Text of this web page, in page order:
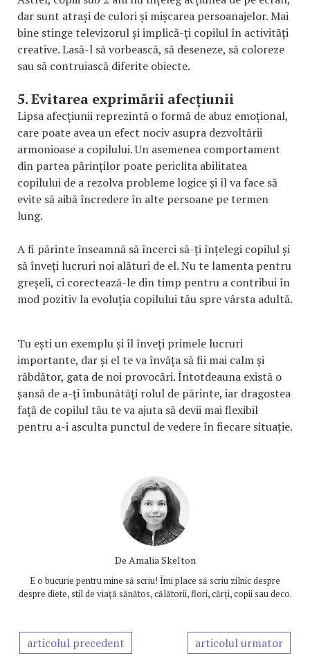
dar sunt atrași de culori și mișcarea persoanajelor. Mai
bine stinge televizorul și implică-ți copilul în activități
creative. Lasă-l să vorbească, să deseneze, să coloreze
sau să contruiască diferite obiecte.
5. Evitarea exprimării afecțiunii
Lipsa afecțiunii reprezintă o formă de abuz emoțional,
care poate avea un efect nociv asupra dezvoltării
armonioase a copilului. Un asemenea comportament
din partea părinților poate periclita abilitatea
copilului de a rezolva probleme logice și îl va face să
evite să aibă încredere în alte persoane pe termen
lung.
A fi părinte înseamnă să încerci să-ți înțelegi copilul și
să înveți lucruri noi alături de el. Nu te lamenta pentru
greșeli, ci corectează-le din timp pentru a contribui în
mod pozitiv la evoluția copilului tău spre vârsta adultă.
Tu ești un exemplu și îl înveți primele lucruri
importante, dar și el te va învăța să fii mai calm și
răbdător, gata de noi provocări. Întotdeauna există o
șansă de a-ți îmbunătăți rolul de părinte, iar dragostea
față de copilul tău te va ajuta să devii mai flexibil
pentru a-i asculta punctul de vedere în fiecare situație.
De Amalia Skelton
E o bucurie pentru mine să scriu! Îmi place să scriu zilnic despre
despre diete, stil de viață sănătos, călătorii, flori, cărți, copii sau deco.
articolul precedent articolul urmator